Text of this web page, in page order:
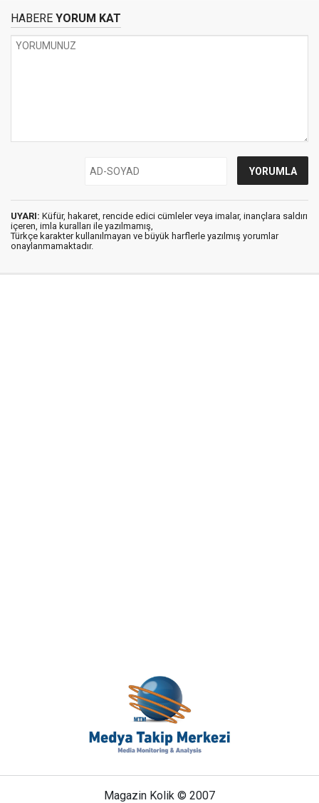
HABERE YORUM KAT
UYARI: Küfür, hakaret, rencide edici cümleler veya imalar, inançlara saldırı
içeren, imla kuralları ile yazılmamış,
Türkçe karakter kullanılmayan ve büyük harflerle yazılmış yorumlar
onaylanmamaktadır.
Magazin Kolik © 2007